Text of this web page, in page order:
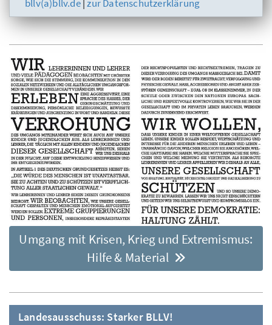
bllv(a)bllv.de|zur Datenschutzerklärung
Umgang mit Krisen, Krieg und Extremismus:
Hilfe & Material
Landesausschuss: Starker BLLV!